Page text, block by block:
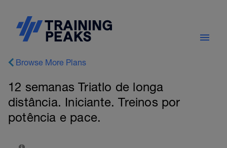
Browse More Plans
12 semanas Triatlo de longa
distância. Iniciante. Treinos por
potência e pace.